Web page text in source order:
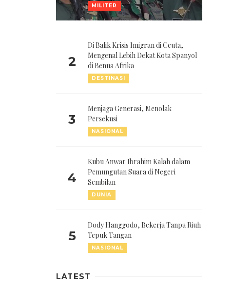
MILITER
2
Di Balik Krisis Imigran di Ceuta,
Mengenal Lebih Dekat Kota Spanyol
di Benua Afrika
DESTINASI
3
Menjaga Generasi, Menolak
Persekusi
NASIONAL
4
Kubu Anwar Ibrahim Kalah dalam
Pemungutan Suara di Negeri
Sembilan
DUNIA
5
Dody Hanggodo, Bekerja Tanpa Riuh
Tepuk Tangan
NASIONAL
LATEST